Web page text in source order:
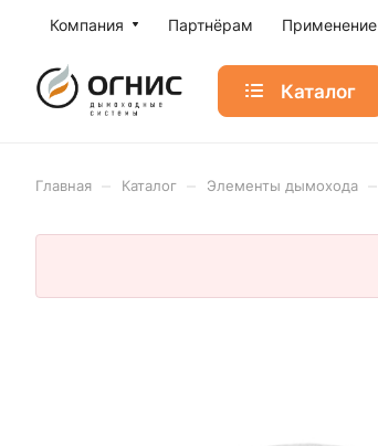
Компания Партнёрам Применение
Каталог
Главная Каталог Элементы дымохода